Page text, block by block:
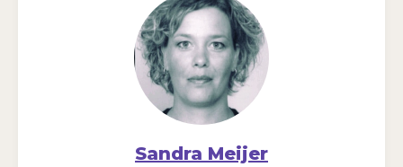
Sandra Meijer